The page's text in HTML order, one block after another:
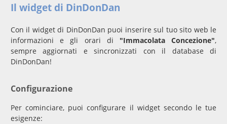
Il widget di DinDonDan
Con il widget di DinDonDan puoi inserire sul tuo sito web le
informazioni e gli orari di "Immacolata Concezione",
sempre aggiornati e sincronizzati con il database di
DinDonDan!
Configurazione
Per cominciare, puoi configurare il widget secondo le tue
esigenze: